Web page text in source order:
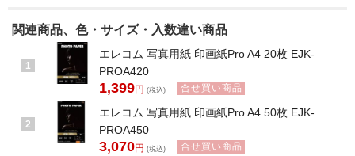
関連商品、色・サイズ・入数違い商品
1
エレコム 写真用紙 印画紙Pro A4 20枚 EJK-
PROA420
1,399円 (税込) 合せ買い商品
2
エレコム 写真用紙 印画紙Pro A4 50枚 EJK-
PROA450
3,070円 (税込) 合せ買い商品